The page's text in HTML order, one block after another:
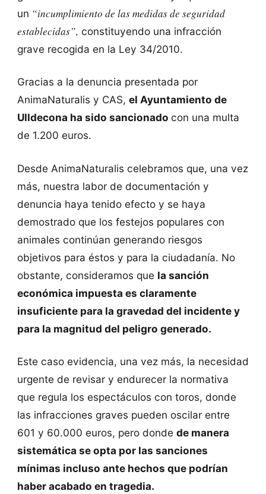
un “incumplimiento de las medidas de seguridad
establecidas”, constituyendo una infracción
grave recogida en la Ley 34/2010.
Gracias a la denuncia presentada por
AnimaNaturalis y CAS, el Ayuntamiento de
Ulldecona ha sido sancionado con una multa
de 1.200 euros.
Desde AnimaNaturalis celebramos que, una vez
más, nuestra labor de documentación y
denuncia haya tenido efecto y se haya
demostrado que los festejos populares con
animales continúan generando riesgos
objetivos para éstos y para la ciudadanía. No
obstante, consideramos que la sanción
económica impuesta es claramente
insuficiente para la gravedad del incidente y
para la magnitud del peligro generado.
Este caso evidencia, una vez más, la necesidad
urgente de revisar y endurecer la normativa
que regula los espectáculos con toros, donde
las infracciones graves pueden oscilar entre
601 y 60.000 euros, pero donde de manera
sistemática se opta por las sanciones
mínimas incluso ante hechos que podrían
haber acabado en tragedia.